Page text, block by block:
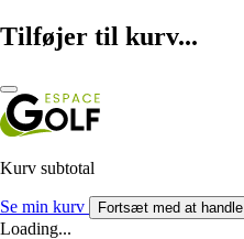
Tilføjer til kurv...
Kurv subtotal
Se min kurv Fortsæt med at handle
Loading...